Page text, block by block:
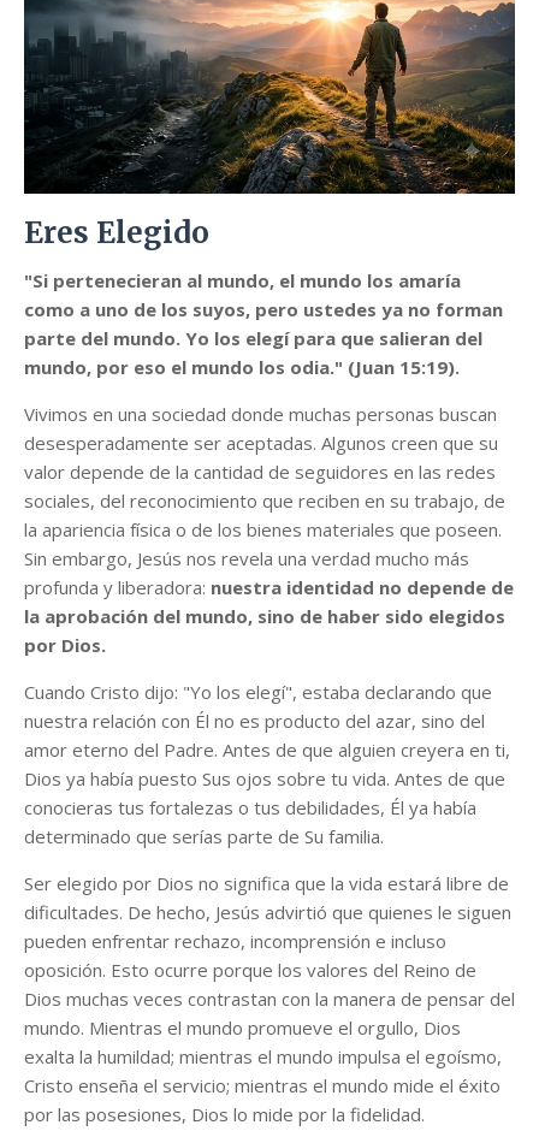
Eres Elegido
"Si pertenecieran al mundo, el mundo los amaría
como a uno de los suyos, pero ustedes ya no forman
parte del mundo. Yo los elegí para que salieran del
mundo, por eso el mundo los odia." (Juan 15:19).
Vivimos en una sociedad donde muchas personas buscan
desesperadamente ser aceptadas. Algunos creen que su
valor depende de la cantidad de seguidores en las redes
sociales, del reconocimiento que reciben en su trabajo, de
la apariencia física o de los bienes materiales que poseen.
Sin embargo, Jesús nos revela una verdad mucho más
profunda y liberadora: nuestra identidad no depende de
la aprobación del mundo, sino de haber sido elegidos
por Dios.
Cuando Cristo dijo: "Yo los elegí", estaba declarando que
nuestra relación con Él no es producto del azar, sino del
amor eterno del Padre. Antes de que alguien creyera en ti,
Dios ya había puesto Sus ojos sobre tu vida. Antes de que
conocieras tus fortalezas o tus debilidades, Él ya había
determinado que serías parte de Su familia.
Ser elegido por Dios no significa que la vida estará libre de
dificultades. De hecho, Jesús advirtió que quienes le siguen
pueden enfrentar rechazo, incomprensión e incluso
oposición. Esto ocurre porque los valores del Reino de
Dios muchas veces contrastan con la manera de pensar del
mundo. Mientras el mundo promueve el orgullo, Dios
exalta la humildad; mientras el mundo impulsa el egoísmo,
Cristo enseña el servicio; mientras el mundo mide el éxito
por las posesiones, Dios lo mide por la fidelidad.